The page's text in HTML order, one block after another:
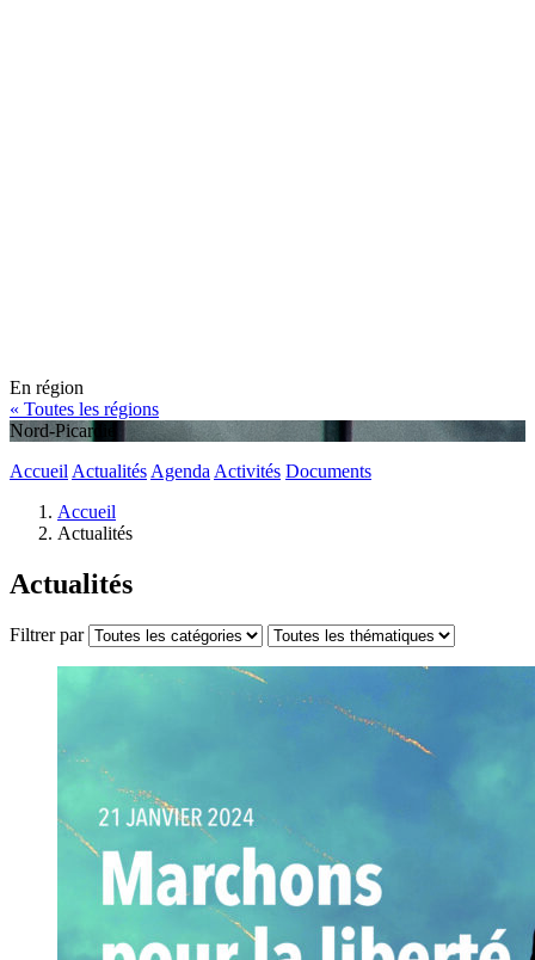
En région
« Toutes les régions
Nord-Picardie
Accueil Actualités Agenda Activités Documents
Accueil
Actualités
Actualités
Filtrer par